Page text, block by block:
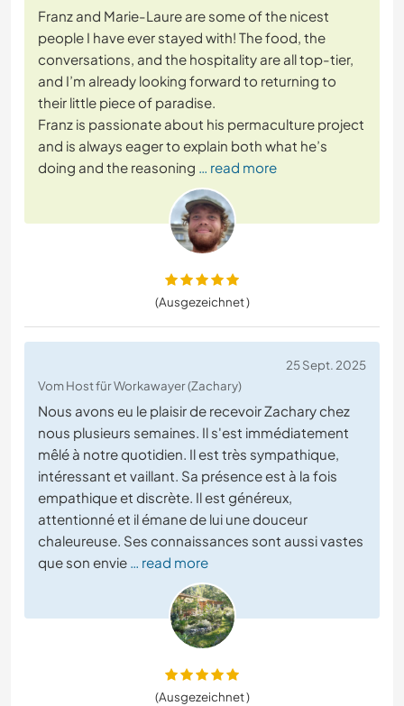
Franz and Marie-Laure are some of the nicest
people I have ever stayed with! The food, the
conversations, and the hospitality are all top-tier,
and I’m already looking forward to returning to
their little piece of paradise.
Franz is passionate about his permaculture project
and is always eager to explain both what he’s
doing and the reasoning … read more
(Ausgezeichnet )
25 Sept. 2025
Vom Host für Workawayer (Zachary)
Nous avons eu le plaisir de recevoir Zachary chez
nous plusieurs semaines. Il s'est immédiatement
mêlé à notre quotidien. Il est très sympathique,
intéressant et vaillant. Sa présence est à la fois
empathique et discrète. Il est généreux,
attentionné et il émane de lui une douceur
chaleureuse. Ses connaissances sont aussi vastes
que son envie … read more
(Ausgezeichnet )